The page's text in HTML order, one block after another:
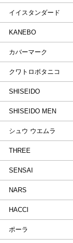
イイスタンダード
KANEBO
カバーマーク
クワトロボタニコ
SHISEIDO
SHISEIDO MEN
シュウ ウエムラ
THREE
SENSAI
NARS
HACCI
ポーラ